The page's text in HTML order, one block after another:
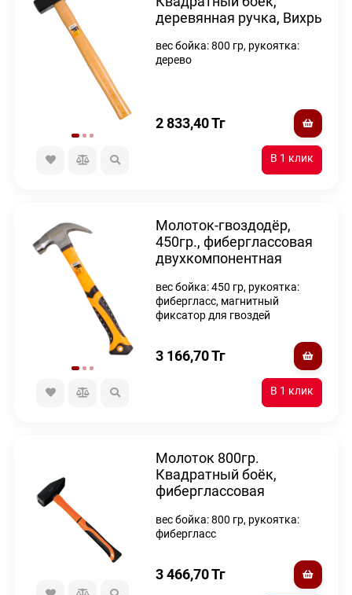
деревянная ручка, Вихрь
вес бойка: 800 гр, рукоятка:
дерево
2 833,40Тг
Молоток-гвоздодёр,
450гр., фиберглассовая
двухкомпонентная
вес бойка: 450 гр, рукоятка:
фибергласс, магнитный
фиксатор для гвоздей
3 166,70Тг
Молоток 800гр.
Квадратный боёк,
фиберглассовая
ручка, Вихрь
вес бойка: 800 гр, рукоятка:
фибергласс
3 466,70Тг